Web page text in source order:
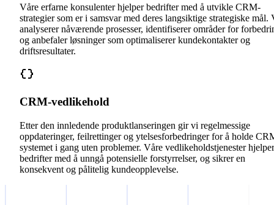
Våre erfarne konsulenter hjelper bedrifter med å utvikle CRM-
strategier som er i samsvar med deres langsiktige strategiske mål.
analyserer nåværende prosesser, identifiserer områder for
og anbefaler løsninger som optimaliserer kundekontakter og
driftsresultater.
CRM-vedlikehold
Etter den innledende produktlanseringen gir vi regelmessige
oppdateringer, feilrettinger og ytelsesforbedringer for å holde
systemet i gang uten problemer. Våre vedlikeholdstjenester hjelper
bedrifter med å unngå potensielle forstyrrelser, og sikrer en
konsekvent og pålitelig kundeopplevelse.